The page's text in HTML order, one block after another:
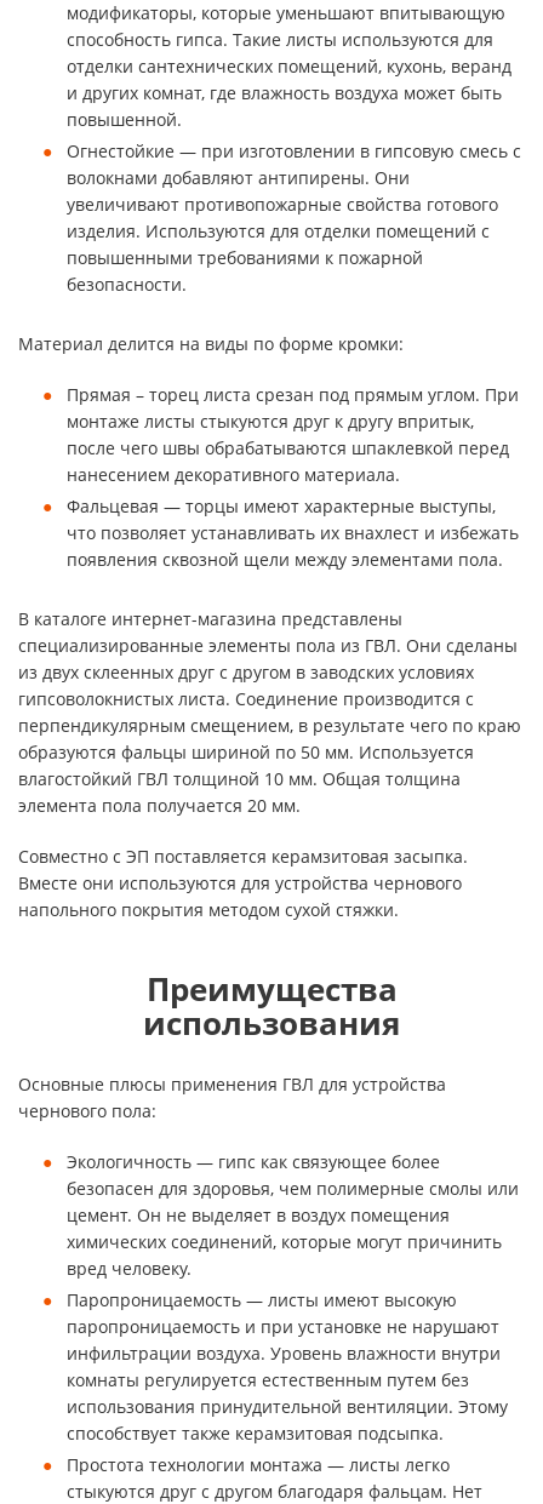
модификаторы, которые уменьшают впитывающую
способность гипса. Такие листы используются для
отделки сантехнических помещений, кухонь, веранд
и других комнат, где влажность воздуха может быть
повышенной.
Огнестойкие — при изготовлении в гипсовую смесь с
волокнами добавляют антипирены. Они
увеличивают противопожарные свойства готового
изделия. Используются для отделки помещений с
повышенными требованиями к пожарной
безопасности.
Материал делится на виды по форме кромки:
Прямая – торец листа срезан под прямым углом. При
монтаже листы стыкуются друг к другу впритык,
после чего швы обрабатываются шпаклевкой перед
нанесением декоративного материала.
Фальцевая — торцы имеют характерные выступы,
что позволяет устанавливать их внахлест и избежать
появления сквозной щели между элементами пола.
В каталоге интернет-магазина представлены
специализированные элементы пола из ГВЛ. Они сделаны
из двух склеенных друг с другом в заводских условиях
гипсоволокнистых листа. Соединение производится с
перпендикулярным смещением, в результате чего по краю
образуются фальцы шириной по 50 мм. Используется
влагостойкий ГВЛ толщиной 10 мм. Общая толщина
элемента пола получается 20 мм.
Совместно с ЭП поставляется керамзитовая засыпка.
Вместе они используются для устройства чернового
напольного покрытия методом сухой стяжки.
Преимущества
использования
Основные плюсы применения ГВЛ для устройства
чернового пола:
Экологичность — гипс как связующее более
безопасен для здоровья, чем полимерные смолы или
цемент. Он не выделяет в воздух помещения
химических соединений, которые могут причинить
вред человеку.
Паропроницаемость — листы имеют высокую
паропроницаемость и при установке не нарушают
инфильтрации воздуха. Уровень влажности внутри
комнаты регулируется естественным путем без
использования принудительной вентиляции. Этому
способствует также керамзитовая подсыпка.
Простота технологии монтажа — листы легко
стыкуются друг с другом благодаря фальцам. Нет